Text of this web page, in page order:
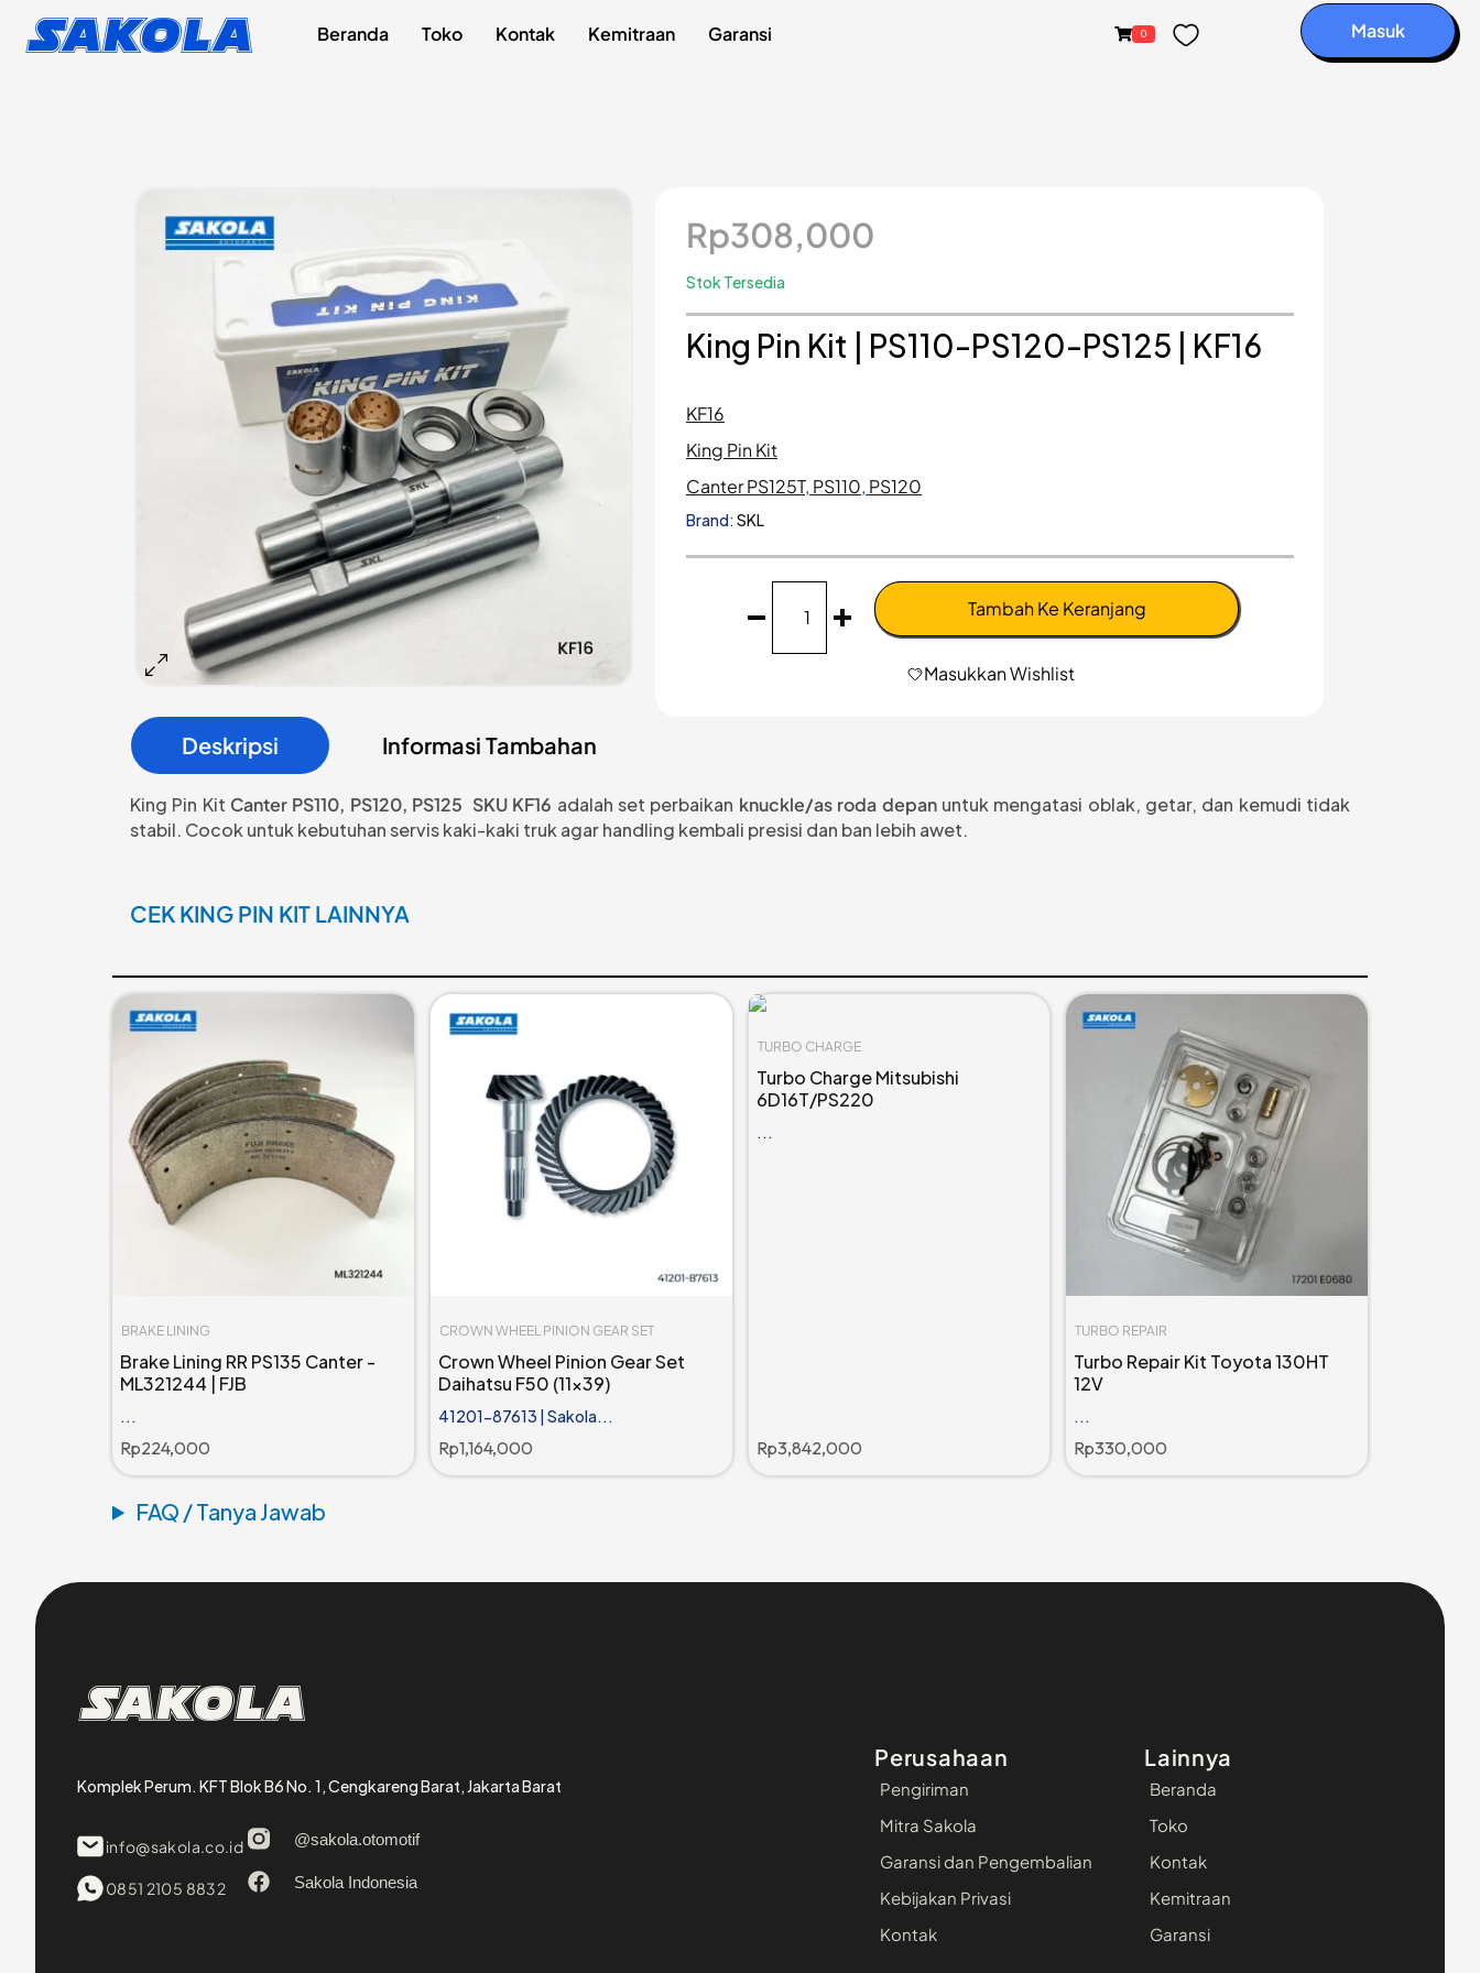
Sakola Beranda Toko Kontak Kemitraan Garansi 0 Masuk
Rp308,000
Stok Tersedia
King Pin Kit | PS110-PS120-PS125 | KF16
KF16
King Pin Kit
Canter PS125T, PS110, PS120
Brand: SKL
King
Tambah Ke Keranjang
Masukkan Wishlist
Deskripsi Informasi Tambahan
King Pin Kit Canter PS110, PS120, PS125 SKU KF16 adalah set perbaikan knuckle/as roda depanuntuk mengatasi oblak, getar, dan kemudi tidak
stabil. Cocok untuk kebutuhan servis kaki-kaki truk agar handling kembali presisi dan ban lebih awet.
CEK KING PIN KIT LAINNYA
BRAKE LINING
Brake Lining RR PS135 Canter -
ML321244 | FJB
...
Rp224,000
CROWN WHEEL PINION GEAR SET
Crown Wheel Pinion Gear Set
Daihatsu F50 (11x39)
41201-87613 | Sakola...
Rp1,164,000
TURBO CHARGE
Turbo Charge Mitsubishi
6D16T/PS220
...
Rp3,842,000
TURBO REPAIR
Turbo Repair Kit Toyota 130HT
12V
...
Rp330,000
FAQ / Tanya Jawab
Sakola
Komplek Perum. KFT Blok B6 No. 1, Cengkareng Barat, Jakarta Barat
info@sakola.co.id
0851 2105 8832
@sakola.otomotif
Sakola Indonesia
Perusahaan
Pengiriman
Mitra Sakola
Garansi dan Pengembalian
Kebijakan Privasi
Kontak
Lainnya
Beranda
Toko
Kontak
Kemitraan
Garansi